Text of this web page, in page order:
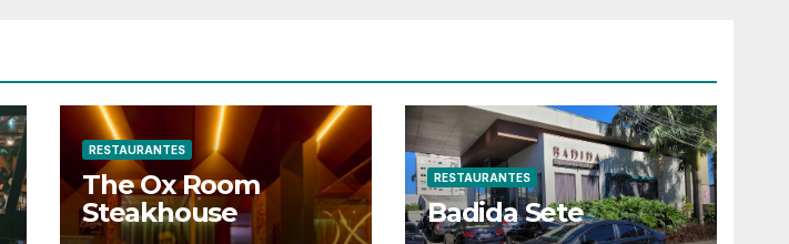
RESTAURANTES
The Ox Room
Steakhouse
RESTAURANTES
Badida Sete